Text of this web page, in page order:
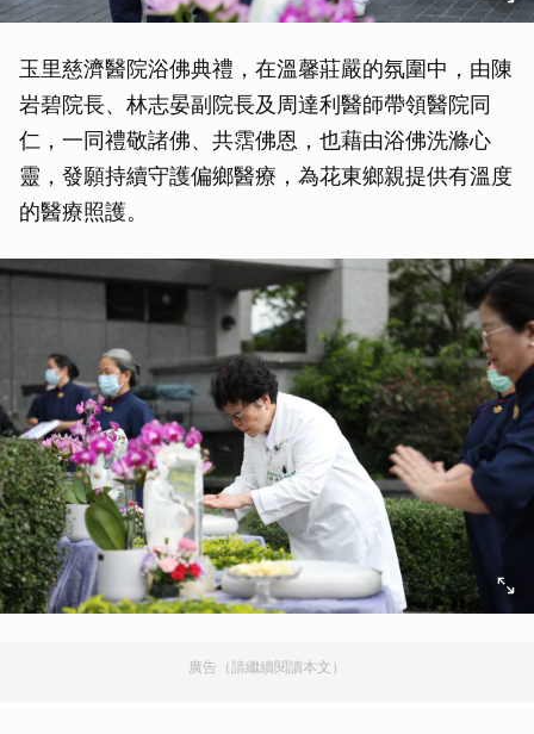
玉里慈濟醫院浴佛典禮，在溫馨莊嚴的氛圍中，由陳
岩碧院長、林志晏副院長及周達利醫師帶領醫院同
仁，一同禮敬諸佛、共霑佛恩，也藉由浴佛洗滌心
靈，發願持續守護偏鄉醫療，為花東鄉親提供有溫度
的醫療照護。
廣告（請繼續閱讀本文）